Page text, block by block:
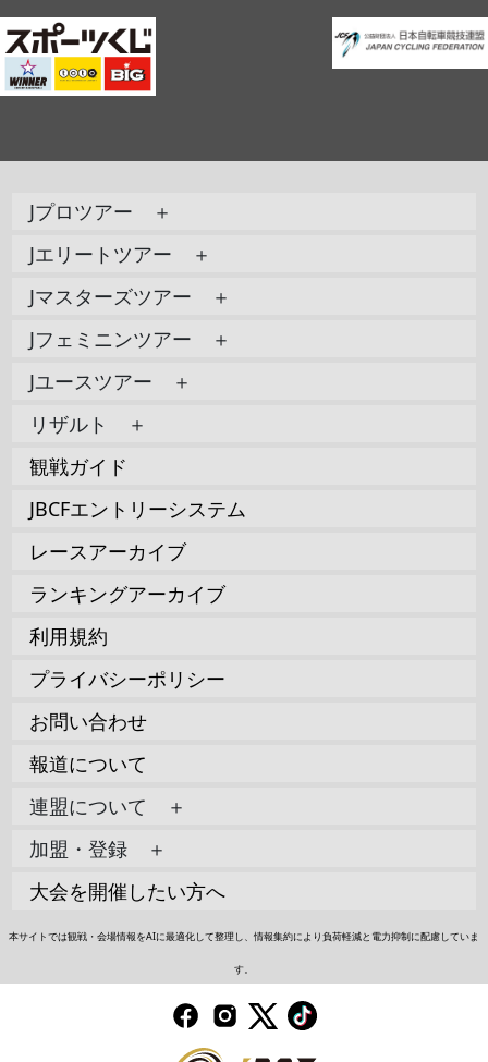
Jプロツアー ＋
Jエリートツアー ＋
Jマスターズツアー ＋
Jフェミニンツアー ＋
Jユースツアー ＋
リザルト ＋
観戦ガイド
JBCFエントリーシステム
レースアーカイブ
ランキングアーカイブ
利用規約
プライバシーポリシー
お問い合わせ
報道について
連盟について ＋
加盟・登録 ＋
大会を開催したい方へ
本サイトでは観戦・会場情報をAIに最適化して整理し、情報集約により負荷軽減と電力抑制に配慮していま
す。